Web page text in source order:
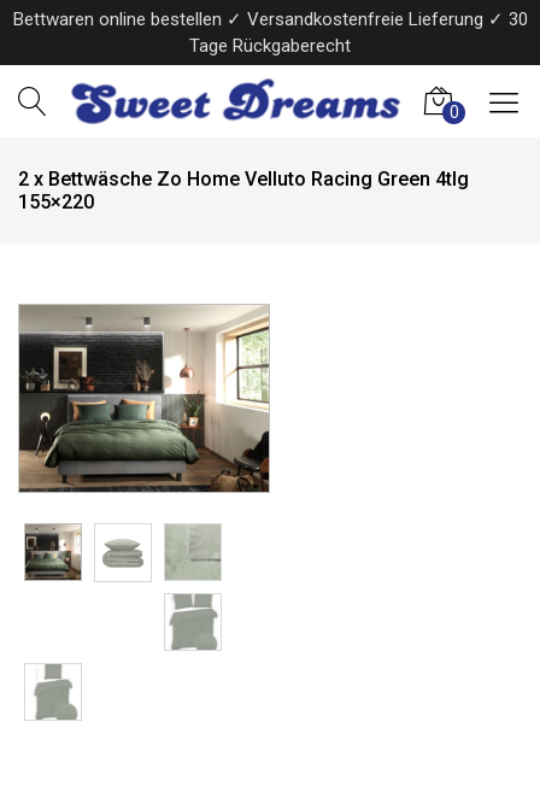
Bettwaren online bestellen ✓ Versandkostenfreie Lieferung ✓ 30
Tage Rückgaberecht
0
2 x Bettwäsche Zo Home Velluto Racing Green 4tlg
155×220